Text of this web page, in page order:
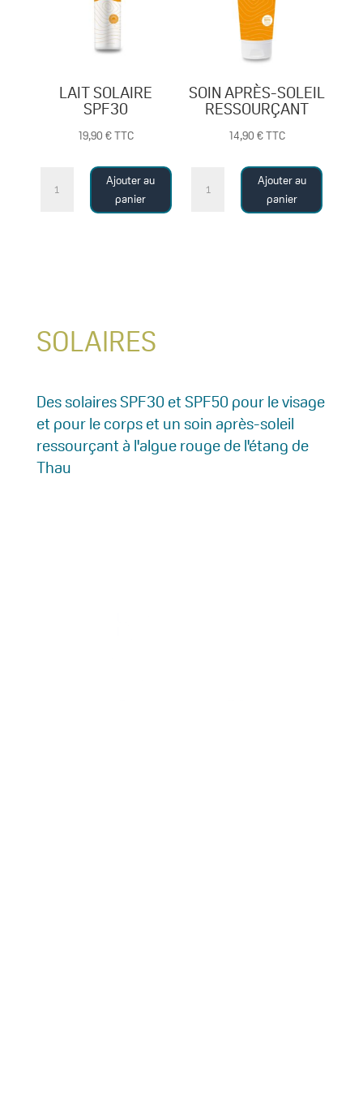
LAIT SOLAIRE
SPF30
19,90 €TTC
quantité
de
Ajouter au
panier
SOIN APRÈS-SOLEIL
RESSOURÇANT
14,90 €TTC
quantité
de
Ajouter au
panier
SOLAIRES
Des solaires SPF30 et SPF50 pour le visage
et pour le corps et un soin après-soleil
ressourçant à l'algue rouge de l'étang de
Thau